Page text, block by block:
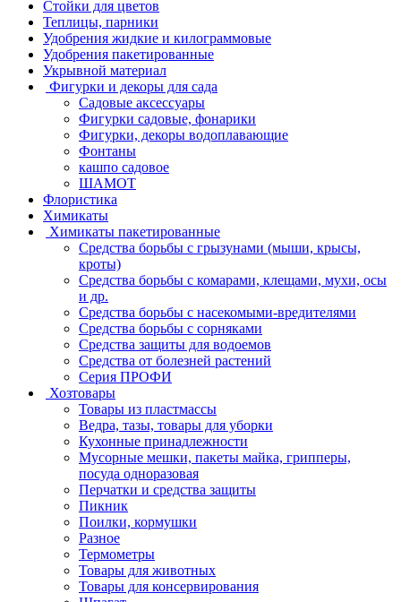
Стойки для цветов
Теплицы, парники
Удобрения жидкие и килограммовые
Удобрения пакетированные
Укрывной материал
Фигурки и декоры для сада
Садовые аксессуары
Фигурки садовые, фонарики
Фигурки, декоры водоплавающие
Фонтаны
кашпо садовое
ШАМОТ
Флористика
Химикаты
Химикаты пакетированные
Средства борьбы с грызунами (мыши, крысы,
кроты)
Средства борьбы с комарами, клещами, мухи, осы
и др.
Средства борьбы с насекомыми-вредителями
Средства борьбы с сорняками
Средства защиты для водоемов
Средства от болезней растений
Серия ПРОФИ
Хозтовары
Товары из пластмассы
Ведра, тазы, товары для уборки
Кухонные принадлежности
Мусорные мешки, пакеты майка, грипперы,
посуда одноразовая
Перчатки и средства защиты
Пикник
Поилки, кормушки
Разное
Термометры
Товары для животных
Товары для консервирования